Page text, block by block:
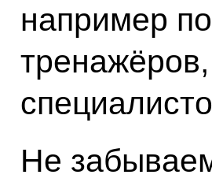
например
тренажёров,
Не